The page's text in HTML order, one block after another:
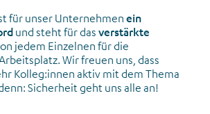
für unser Unternehmenein
und steht für dasverstärkte
jedem Einzelnen für die
Wir freuen uns, dass
Kolleg:innen aktiv mit dem Thema
Sicherheit geht uns alle an!